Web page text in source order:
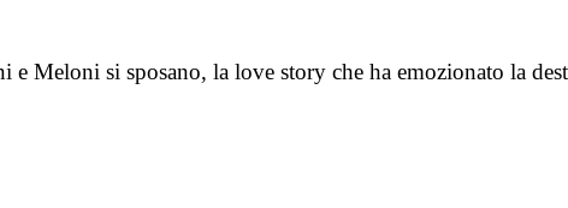
Meloni si sposano, la love story che ha emozionato la